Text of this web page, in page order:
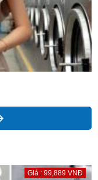
Giá : 99,889 VNĐ